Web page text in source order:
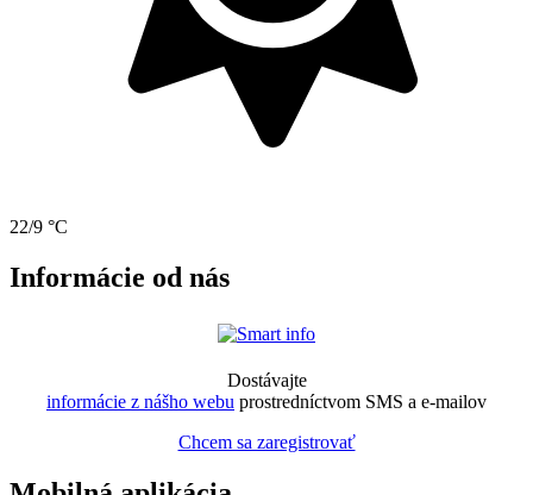
22/9 °C
Informácie od nás
Dostávajte
informácie z nášho webu prostredníctvom SMS a e-mailov
Chcem sa zaregistrovať